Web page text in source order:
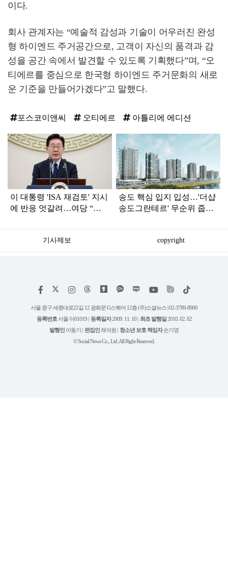
이다.
회사 관계자는 “예술적 감성과 기술이 어우러진 완성
형 하이엔드 주거공간으로, 고객이 자신의 품격과 감
성을 공간 속에서 발견할 수 있도록 기획했다”며, “오
티에르를 중심으로 한국형 하이엔드 주거문화의 새로
운 기준을 만들어가겠다”고 말했다.
포스코이앤씨 오티에르 아틀리에 에디션
탑
라
이 대통령 'ISA 재검토' 지시
에 반응 엇갈려…여당 “적
송도 핵심 입지 입성…'더샵
송도그란테르' 무순위 줍줍,
기사제보 copyright
페
스
인
타
램
위
트
유
튜
틱
서울 중구 세종대로22길 12 광화문 G스퀘어 12층 (주)소셜뉴스 | 02-3789-8900
등록번호 서울 아01019 | 등록일자2009. 11. 10 | 최초 발행일2010. 02. 02
발행인 이동기 | 편집인채석원 | 청소년 보호 책임자손기영
© Social News Co., Ltd. All Right Reserved.